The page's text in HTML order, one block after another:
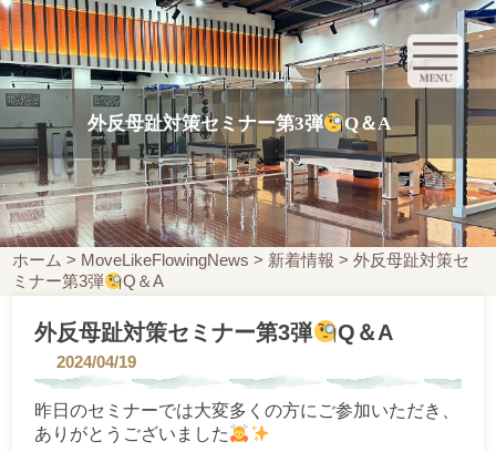
外反母趾対策セミナー第3弾 Q＆A
ホーム > MoveLikeFlowingNews > 新着情報 >外反母趾対策セ
ミナー第3弾
Q＆A
外反母趾対策セミナー第3弾 Q＆A
2024/04/19
昨日のセミナーでは大変多くの方にご参加いただき、
ありがとうございました